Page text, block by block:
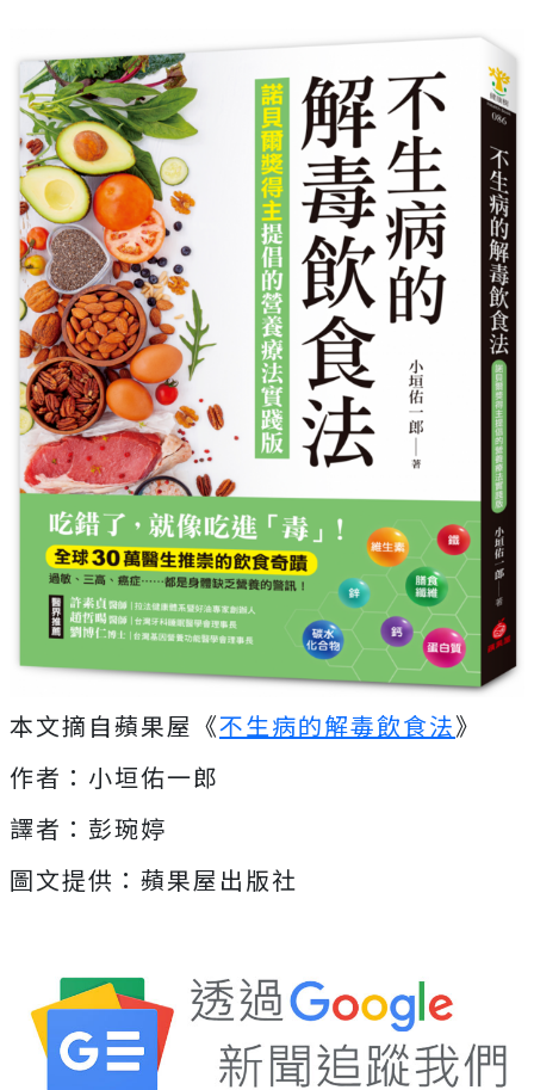
本文摘自蘋果屋《不生病的解毒飲食法》
作者：小垣佑一郎
譯者：彭琬婷
圖文提供：蘋果屋出版社